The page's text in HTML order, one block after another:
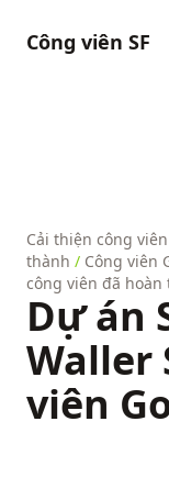
Công viên SF
Cải thiện công viên
thành / Công viên
công viên đã hoàn
Dự án
Waller
viên